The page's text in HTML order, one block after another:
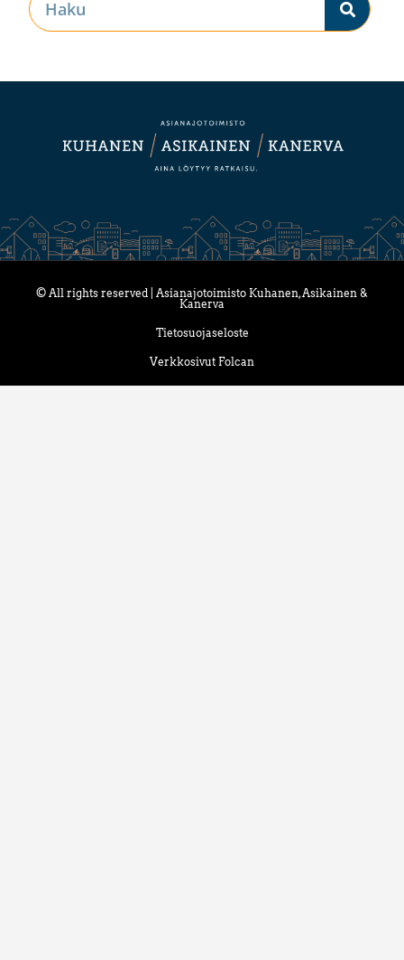
© All rights reserved | Asianajotoimisto Kuhanen, Asikainen &
Kanerva
Tietosuojaseloste
Verkkosivut Folcan